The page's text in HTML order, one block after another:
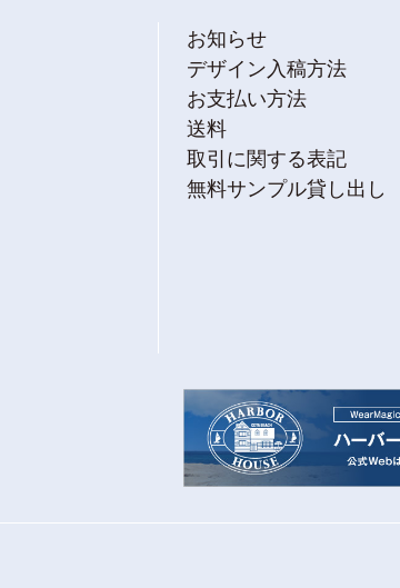
お知らせ
デザイン入稿方法
お支払い方法
送料
取引に関する表記
無料サンプル貸し出し